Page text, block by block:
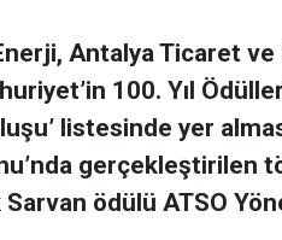
Antalya Ticaret ve
100. Yıl
listesinde yer
gerçekleştirilen
Sarvan ödülü ATSO